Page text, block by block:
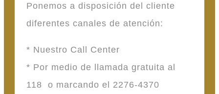
Ponemos a disposición del cliente
diferentes canales de atención:
* Nuestro Call Center
* Por medio de llamada gratuita al
118 o marcando el 2276-4370